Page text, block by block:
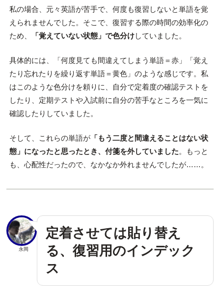
私の場合、元々英語が苦手で、何度も復習しないと単語を覚
えられませんでした。そこで、復習する際の時間の効率化の
ため、
「覚えていない状態」で色分けしていました。
具体的には、「何度見ても間違えてしまう単語＝赤」「覚え
たり忘れたりを繰り返す単語＝黄色」のような感じです。私
はこのような色分けを頼りに、自分で定着度の確認テストを
したり、定期テストや入試前に自分の苦手なところを一気に
確認したりしていました。
そして、これらの単語が「もう二度と間違えることはない状
態」になったと思ったとき、付箋を外していました。もっと
も、心配性だったので、なかなか外れませんでしたが……。
永岡
定着させては貼り替え
る、復習用のインデック
ス